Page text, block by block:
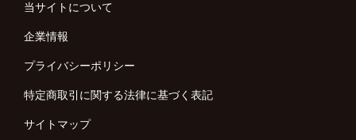
当サイトについて
企業情報
プライバシーポリシー
特定商取引に関する法律に基づく表記
サイトマップ